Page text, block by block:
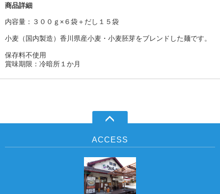
商品詳細
内容量：３００ｇ×６袋＋だし１５袋
小麦（国内製造）香川県産小麦・小麦胚芽をブレンドした麺です。
保存料不使用
賞味期限：冷暗所１か月
ACCESS